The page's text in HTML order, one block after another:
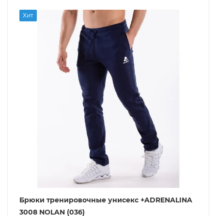
Хит
Брюки тренировочные унисекс +ADRENALINA
3008 NOLAN (036)